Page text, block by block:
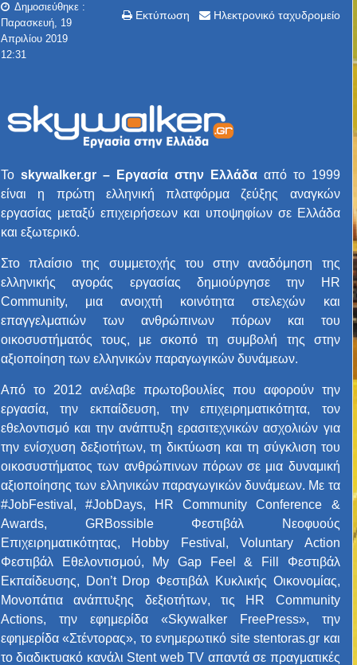
Εκτύπωση Ηλεκτρονικό ταχυδρομείο
Δημοσιεύθηκε :
Παρασκευή, 19
Απριλίου 2019
12:31
Το skywalker.gr – Εργασία στην Ελλάδααπό το 1999
είναι η πρώτη ελληνική πλατφόρμα ζεύξης αναγκών
εργασίας μεταξύ επιχειρήσεων και υποψηφίων σε Ελλάδα
και εξωτερικό.
Στο πλαίσιο της συμμετοχής του στην αναδόμηση της
ελληνικής αγοράς εργασίας δημιούργησε την HR
Community, μια ανοιχτή κοινότητα στελεχών και
επαγγελματιών των ανθρώπινων πόρων και του
οικοσυστήματός τους, με σκοπό τη συμβολή της στην
αξιοποίηση των ελληνικών παραγωγικών δυνάμεων.
Από το 2012 ανέλαβε πρωτοβουλίες που αφορούν την
εργασία, την εκπαίδευση, την επιχειρηματικότητα, τον
εθελοντισμό και την ανάπτυξη ερασιτεχνικών ασχολιών για
την ενίσχυση δεξιοτήτων, τη δικτύωση και τη σύγκλιση του
οικοσυστήματος των ανθρώπινων πόρων σε μια δυναμική
αξιοποίησης των ελληνικών παραγωγικών δυνάμεων. Με τα
#JobFestival, #JobDays, HR Community Conference &
Awards, GRBossible Φεστιβάλ Νεοφυούς
Επιχειρηματικότητας, Hobby Festival, Voluntary Action
Φεστιβάλ Εθελοντισμού, My Gap Feel & Fill Φεστιβάλ
Εκπαίδευσης, Don’t Drop Φεστιβάλ Κυκλικής Οικονομίας,
Μονοπάτια ανάπτυξης δεξιοτήτων, τις HR Community
Actions, την εφημερίδα «Skywalker FreePress», την
εφημερίδα «Στέντορας», το ενημερωτικό site stentoras.gr και
το διαδικτυακό κανάλι Stent web TV απαντά σε πραγματικές